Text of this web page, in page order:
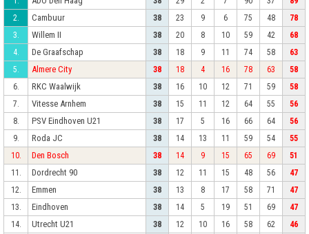
2.
Cambuur 38 23 9 6 75 48
78
3.
Willem II 38 20 8 10 59 42
68
4.
De Graafschap 38 18 9 11 74 58
63
5.
Almere City 38 18 4 16 78 63
58
6.
RKC Waalwijk 38 16 10 12 71 59
58
7.
Vitesse Arnhem 38 15 11 12 64 55
56
8.
PSV Eindhoven U21 38 17 5 16 66 64
56
9.
Roda JC 38 14 13 11 59 54
55
10.
Den Bosch 38 14 9 15 65 69
51
11.
Dordrecht 90 38 12 11 15 48 56
47
12.
Emmen 38 13 8 17 58 71
47
13.
Eindhoven 38 14 5 19 51 69
47
14.
Utrecht U21 38 12 10 16 58 62
46